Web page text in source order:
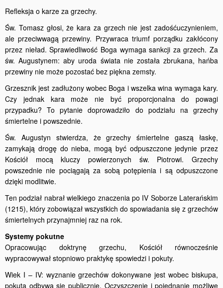
Refleksja o karze za grzechy.
Św. Tomasz głosi, że kara za grzech nie jest zadośćuczynieniem,
ale przeciwwagą przewiny. Przywraca triumf porządku zakłócony
przez nieład. Sprawiedliwość Boga wymaga sankcji za grzech. Za
św. Augustynem: aby uroda świata nie została zbrukana, hańba
przewiny nie może pozostać bez piękna zemsty.
Grzesznik jest zadłużony wobec Boga i wszelka wina wymaga kary.
Czy jednak kara może nie być proporcjonalna do powagi
przypadku? To pytanie doprowadziło do podziału na grzechy
śmiertelne i powszednie.
Św. Augustyn stwierdza, że grzechy śmiertelne gaszą łaskę,
zamykają drogę do nieba, mogą być odpuszczone jedynie przez
Kościół mocą kluczy powierzonych św. Piotrowi. Grzechy
powszednie nie pociągają za sobą potępienia i są odpuszczone
dzięki modlitwie.
Ten podział nabrał wielkiego znaczenia po IV Soborze Laterańskim
(1215), który zobowiązał wszystkich do spowiadania się z grzechów
śmiertelnych przynajmniej raz na rok.
Systemy pokutne
Opracowując doktrynę grzechu, Kościół równocześnie
wypracowywał stopniowo praktykę spowiedzi i pokuty.
Wiek I – IV: wyznanie grzechów dokonywane jest wobec biskupa,
pokuta odbywa się publicznie. Oczyszczenie i pojednanie możliwe